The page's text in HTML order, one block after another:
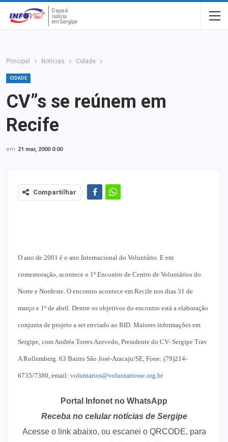
Principal Notícias Cidade
CIDADE
CV”s se reúnem em
Recife
em 21 mar, 2000 0:00
Compartilhar
O ano de 2001 é o ano Internacional do Voluntário. E em
comemoração, acontece o 1º Encontro de Centro de Voluntários do
Norte e Nordeste. O encontro acontece em Recife nos dias 31 de
março e 1º de abril. Dentre os objetivos do encontro está a elaboração
conjunta de projeto a ser enviado ao BID. Maiores informações em
Sergipe, com Andréa Torres Azevedo, Presidente do CV- Sergipe Trav
A Rollemberg. 63 Bairro São José-Aracaju/SE, Fone: (79)214-
6735/7380, email: voluntarios@voluntariosse.org.br
Portal Infonet no WhatsApp
Receba no celular notícias de Sergipe
Acesse o link abaixo, ou escanei o QRCODE, para